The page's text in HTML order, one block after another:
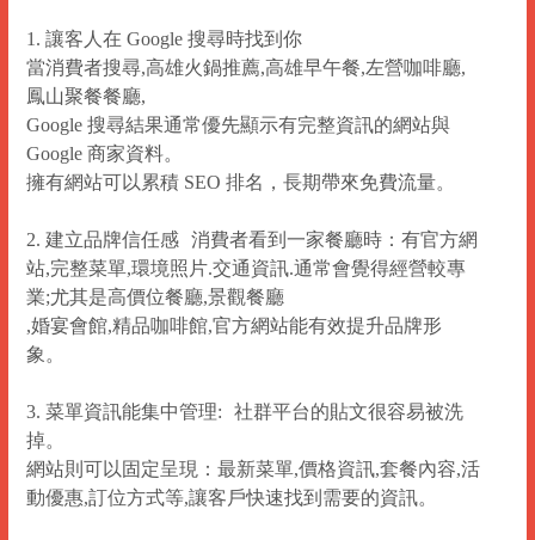
1. 讓客人在 Google 搜尋時找到你
當消費者搜尋,高雄火鍋推薦,高雄早午餐,左營咖啡廳,
鳳山聚餐餐廳,
Google 搜尋結果通常優先顯示有完整資訊的網站與
Google 商家資料。
擁有網站可以累積 SEO 排名，長期帶來免費流量。
2. 建立品牌信任感 消費者看到一家餐廳時：有官方網
站,完整菜單,環境照片.交通資訊.通常會覺得經營較專
業;尤其是高價位餐廳,景觀餐廳
,婚宴會館,精品咖啡館,官方網站能有效提升品牌形
象。
3. 菜單資訊能集中管理: 社群平台的貼文很容易被洗
掉。
網站則可以固定呈現：最新菜單,價格資訊,套餐內容,活
動優惠,訂位方式等,讓客戶快速找到需要的資訊。